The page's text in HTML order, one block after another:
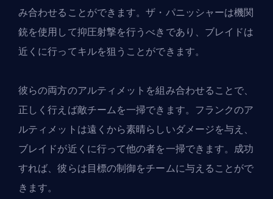
み合わせることができます。ザ・パニッシャーは機関
銃を使用して抑圧射撃を行うべきであり、ブレイドは
近くに行ってキルを狙うことができます。
彼らの両方のアルティメットを組み合わせることで、
正しく行えば敵チームを一掃できます。フランクのア
ルティメットは遠くから素晴らしいダメージを与え、
ブレイドが近くに行って他の者を一掃できます。成功
すれば、彼らは目標の制御をチームに与えることがで
きます。